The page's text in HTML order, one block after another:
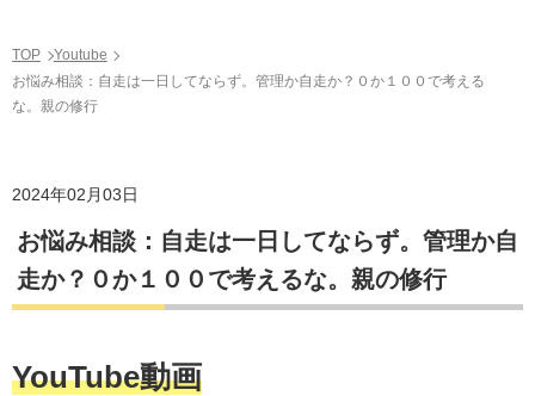
TOP
Youtube
お悩み相談：自走は一日してならず。管理か自走か？０か１００で考える
な。親の修行
2024年02月03日
お悩み相談：自走は一日してならず。管理か自
走か？０か１００で考えるな。親の修行
YouTube動画